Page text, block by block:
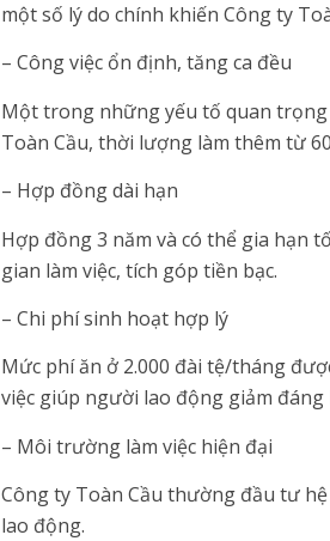
một số lý do chính khiến Công ty
– Công việc ổn định, tăng ca đều
Một trong những yếu tố quan trọng
Toàn Cầu, thời lượng làm thêm từ
– Hợp đồng dài hạn
Hợp đồng 3 năm và có thể gia hạn
gian làm việc, tích góp tiền bạc.
– Chi phí sinh hoạt hợp lý
Mức phí ăn ở 2.000 đài tệ/tháng
việc giúp người lao động giảm
– Môi trường làm việc hiện đại
Công ty Toàn Cầu thường đầu tư
lao động.